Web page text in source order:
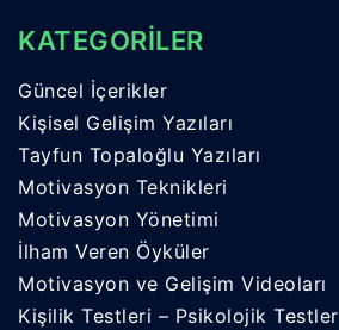
KATEGORİLER
Güncel İçerikler
Kişisel Gelişim Yazıları
Tayfun Topaloğlu Yazıları
Motivasyon Teknikleri
Motivasyon Yönetimi
İlham Veren Öyküler
Motivasyon ve Gelişim Videoları
Kişilik Testleri – Psikolojik Testler